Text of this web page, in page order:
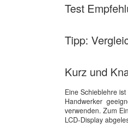
Test
Tipp:
Kurz und
Eine Schieblehre
Handwerker
verwenden. Zum
LCD-Display